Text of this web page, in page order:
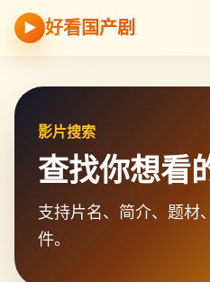
▶ 好看国产剧
影片搜索
查找你想看
支持片名、简介、题材
件。